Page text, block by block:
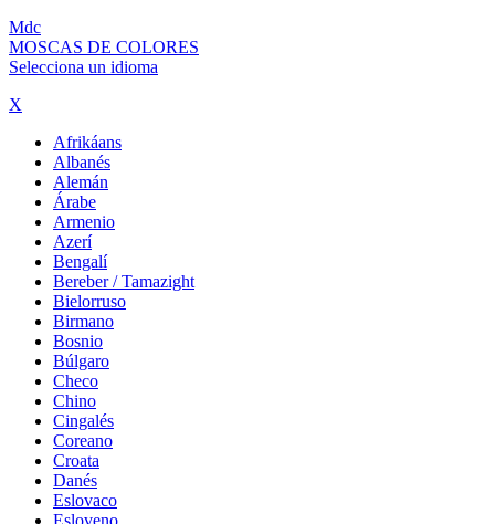
Mdc
MOSCAS DE COLORES
Selecciona un idioma
X
Afrikáans
Albanés
Alemán
Árabe
Armenio
Azerí
Bengalí
Bereber / Tamazight
Bielorruso
Birmano
Bosnio
Búlgaro
Checo
Chino
Cingalés
Coreano
Croata
Danés
Eslovaco
Esloveno